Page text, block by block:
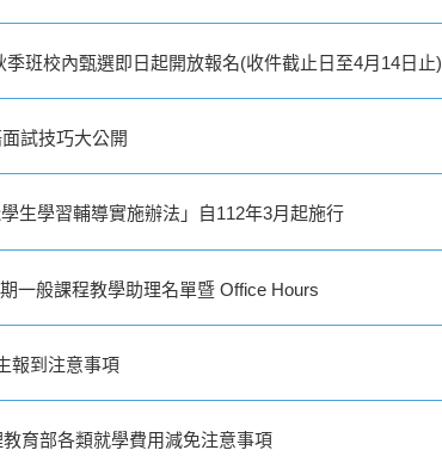
班校內甄選即日起開放報名(收件截止日至4月14日止)
試技巧大公開
生學習輔導實施辦法」自112年3月起施行
一般課程教學助理名單暨 Office Hours
報到注意事項
育部各類就學費用減免注意事項